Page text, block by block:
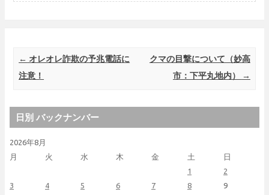
Post navigation
← オレオレ詐欺の予兆電話に
注意！
クマの目撃について（妙高
市：下平丸地内）
→
日別 バックナンバー
2026年8月
月
火 水 木 金 土 日
1
2
3
4 5 6 7 8
9